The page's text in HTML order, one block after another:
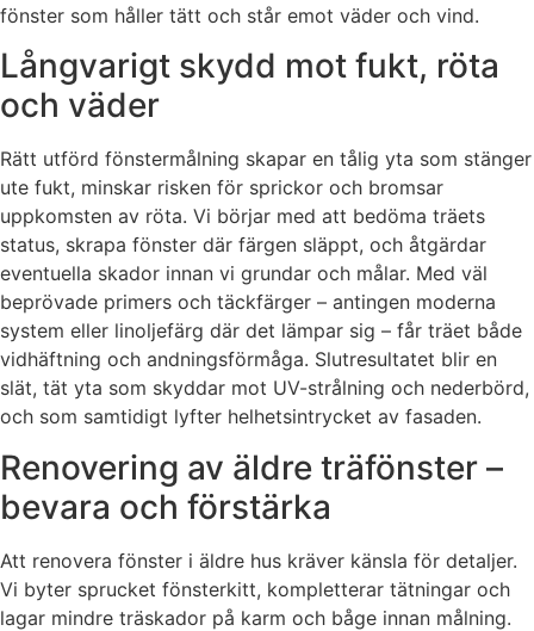
fönster som håller tätt och står emot väder och vind.
Långvarigt skydd mot fukt, röta
och väder
Rätt utförd fönstermålning skapar en tålig yta som stänger
ute fukt, minskar risken för sprickor och bromsar
uppkomsten av röta. Vi börjar med att bedöma träets
status, skrapa fönster där färgen släppt, och åtgärdar
eventuella skador innan vi grundar och målar. Med väl
beprövade primers och täckfärger – antingen moderna
system eller linoljefärg där det lämpar sig – får träet både
vidhäftning och andningsförmåga. Slutresultatet blir en
slät, tät yta som skyddar mot UV-strålning och nederbörd,
och som samtidigt lyfter helhetsintrycket av fasaden.
Renovering av äldre träfönster –
bevara och förstärka
Att renovera fönster i äldre hus kräver känsla för detaljer.
Vi byter sprucket fönsterkitt, kompletterar tätningar och
lagar mindre träskador på karm och båge innan målning.